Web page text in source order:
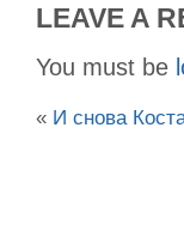
LEAVE A
You must be
« И снова